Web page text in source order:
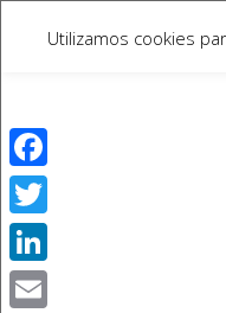
Facebook
Twitter
LinkedIn
Utilizamos cookies